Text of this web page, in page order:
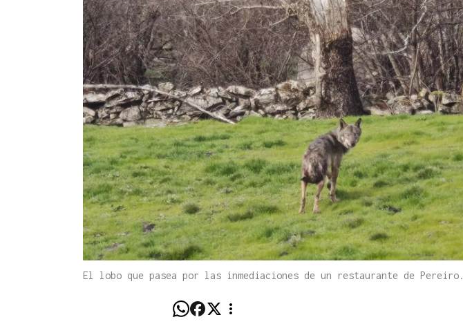
El lobo que pasea por las inmediaciones de un restaurante de Pereiro.